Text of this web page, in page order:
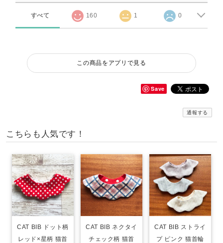
すべて 160 1 0
この商品をアプリで見る
Save
通報する
こちらも人気です！
CAT BIB ドット柄
レッド×星柄 猫首
CAT BIB ネクタイ
チェック柄 猫首
CAT BIB ストライ
プ ピンク 猫首輪